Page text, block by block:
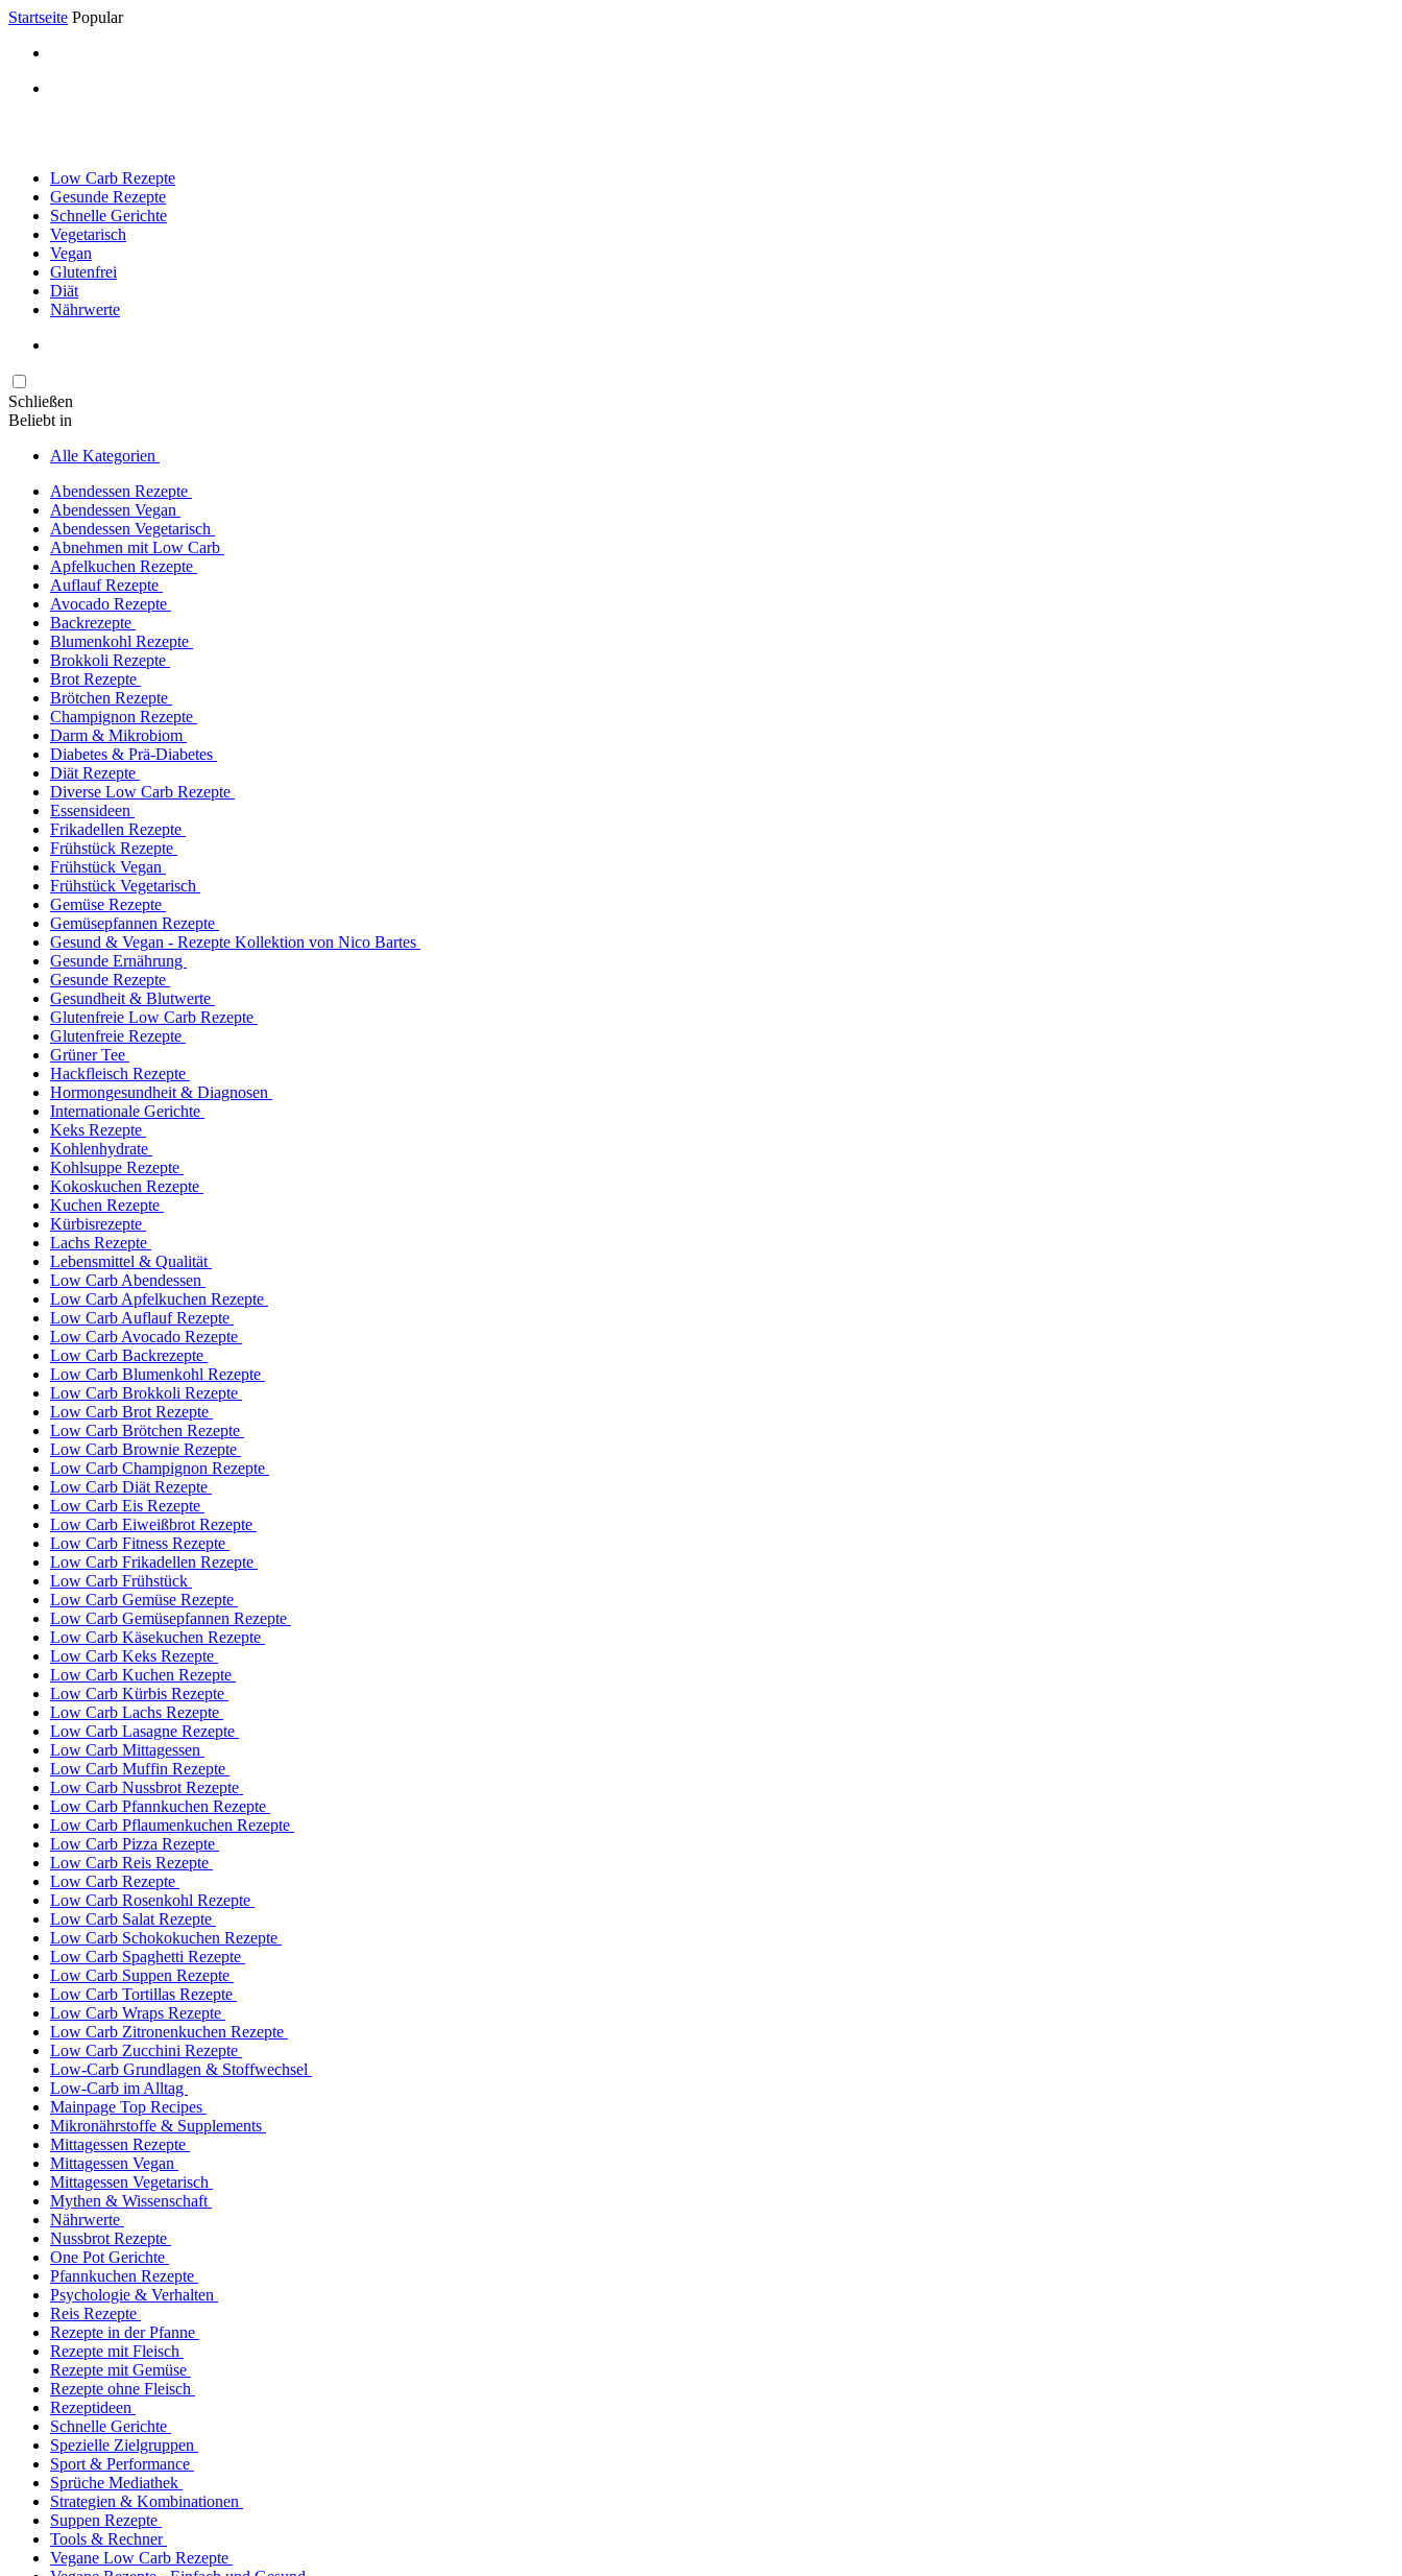
Startseite Popular
Low Carb Rezepte
Gesunde Rezepte
Schnelle Gerichte
Vegetarisch
Vegan
Glutenfrei
Diät
Nährwerte
Schließen
Beliebt in
Alle Kategorien
Abendessen Rezepte
Abendessen Vegan
Abendessen Vegetarisch
Abnehmen mit Low Carb
Apfelkuchen Rezepte
Auflauf Rezepte
Avocado Rezepte
Backrezepte
Blumenkohl Rezepte
Brokkoli Rezepte
Brot Rezepte
Brötchen Rezepte
Champignon Rezepte
Darm & Mikrobiom
Diabetes & Prä-Diabetes
Diät Rezepte
Diverse Low Carb Rezepte
Essensideen
Frikadellen Rezepte
Frühstück Rezepte
Frühstück Vegan
Frühstück Vegetarisch
Gemüse Rezepte
Gemüsepfannen Rezepte
Gesund & Vegan - Rezepte Kollektion von Nico Bartes
Gesunde Ernährung
Gesunde Rezepte
Gesundheit & Blutwerte
Glutenfreie Low Carb Rezepte
Glutenfreie Rezepte
Grüner Tee
Hackfleisch Rezepte
Hormongesundheit & Diagnosen
Internationale Gerichte
Keks Rezepte
Kohlenhydrate
Kohlsuppe Rezepte
Kokoskuchen Rezepte
Kuchen Rezepte
Kürbisrezepte
Lachs Rezepte
Lebensmittel & Qualität
Low Carb Abendessen
Low Carb Apfelkuchen Rezepte
Low Carb Auflauf Rezepte
Low Carb Avocado Rezepte
Low Carb Backrezepte
Low Carb Blumenkohl Rezepte
Low Carb Brokkoli Rezepte
Low Carb Brot Rezepte
Low Carb Brötchen Rezepte
Low Carb Brownie Rezepte
Low Carb Champignon Rezepte
Low Carb Diät Rezepte
Low Carb Eis Rezepte
Low Carb Eiweißbrot Rezepte
Low Carb Fitness Rezepte
Low Carb Frikadellen Rezepte
Low Carb Frühstück
Low Carb Gemüse Rezepte
Low Carb Gemüsepfannen Rezepte
Low Carb Käsekuchen Rezepte
Low Carb Keks Rezepte
Low Carb Kuchen Rezepte
Low Carb Kürbis Rezepte
Low Carb Lachs Rezepte
Low Carb Lasagne Rezepte
Low Carb Mittagessen
Low Carb Muffin Rezepte
Low Carb Nussbrot Rezepte
Low Carb Pfannkuchen Rezepte
Low Carb Pflaumenkuchen Rezepte
Low Carb Pizza Rezepte
Low Carb Reis Rezepte
Low Carb Rezepte
Low Carb Rosenkohl Rezepte
Low Carb Salat Rezepte
Low Carb Schokokuchen Rezepte
Low Carb Spaghetti Rezepte
Low Carb Suppen Rezepte
Low Carb Tortillas Rezepte
Low Carb Wraps Rezepte
Low Carb Zitronenkuchen Rezepte
Low Carb Zucchini Rezepte
Low-Carb Grundlagen & Stoffwechsel
Low-Carb im Alltag
Mainpage Top Recipes
Mikronährstoffe & Supplements
Mittagessen Rezepte
Mittagessen Vegan
Mittagessen Vegetarisch
Mythen & Wissenschaft
Nährwerte
Nussbrot Rezepte
One Pot Gerichte
Pfannkuchen Rezepte
Psychologie & Verhalten
Reis Rezepte
Rezepte in der Pfanne
Rezepte mit Fleisch
Rezepte mit Gemüse
Rezepte ohne Fleisch
Rezeptideen
Schnelle Gerichte
Spezielle Zielgruppen
Sport & Performance
Sprüche Mediathek
Strategien & Kombinationen
Suppen Rezepte
Tools & Rechner
Vegane Low Carb Rezepte